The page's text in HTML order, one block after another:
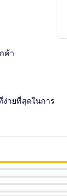
ค้า
ง่ายที่สุดในการ